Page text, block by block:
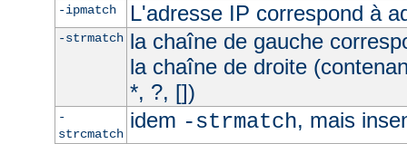
-ipmatch
L'adresse IP correspond à
-strmatch la chaîne de gauche
la chaîne de droite
*, ?, [])
-
strcmatch
idem -strmatch, mais